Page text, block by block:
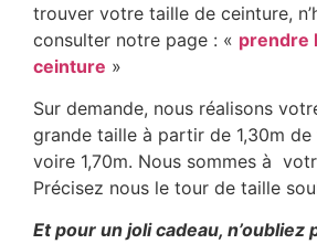
trouver votre taille de ceinture,
consulter notre page : « prendre
ceinture »
Sur demande, nous réalisons
grande taille à partir de 1,30m
voire 1,70m. Nous sommes à
Précisez nous le tour de taille
Et pour un joli cadeau, n’oubliez